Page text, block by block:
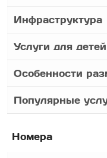
Инфраструктура
Услуги для детей
Особенности
Популярные
Номера